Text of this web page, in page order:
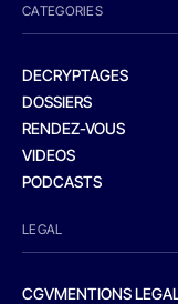
CATEGORIES
DECRYPTAGES
DOSSIERS
RENDEZ-VOUS
VIDEOS
PODCASTS
LEGAL
CGVMENTIONS